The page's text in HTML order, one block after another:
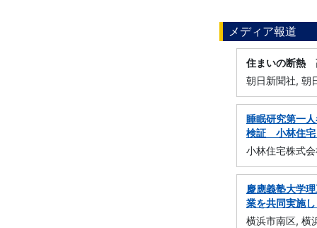
メディア報道
住まいの断熱
朝日新聞社,
睡眠研究第一
検証 小林住宅
小林住宅株式
慶應義塾大学
業を共同実施
横浜市南区, 横